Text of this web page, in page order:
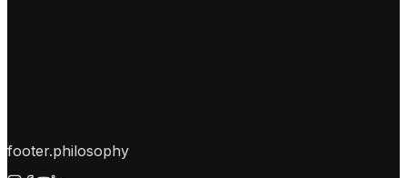
footer.philosophy